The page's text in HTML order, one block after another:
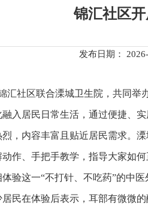
锦汇社区
发布日期：
汇社区联合溧城卫生院，共同举
入居民日常生活，通过便捷、
，内容丰富且贴近居民需求。
作、手把手教学，指导大家如
验这一“不打针、不吃药”的中
民在体验后表示，耳部有微微